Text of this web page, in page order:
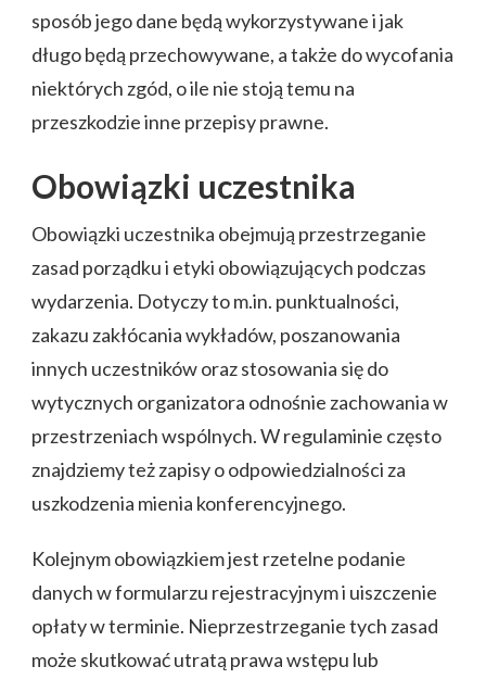
sposób jego dane będą wykorzystywane i jak
długo będą przechowywane, a także do wycofania
niektórych zgód, o ile nie stoją temu na
przeszkodzie inne przepisy prawne.
Obowiązki uczestnika
Obowiązki uczestnika obejmują przestrzeganie
zasad porządku i etyki obowiązujących podczas
wydarzenia. Dotyczy to m.in. punktualności,
zakazu zakłócania wykładów, poszanowania
innych uczestników oraz stosowania się do
wytycznych organizatora odnośnie zachowania w
przestrzeniach wspólnych. W regulaminie często
znajdziemy też zapisy o odpowiedzialności za
uszkodzenia mienia konferencyjnego.
Kolejnym obowiązkiem jest rzetelne podanie
danych w formularzu rejestracyjnym i uiszczenie
opłaty w terminie. Nieprzestrzeganie tych zasad
może skutkować utratą prawa wstępu lub